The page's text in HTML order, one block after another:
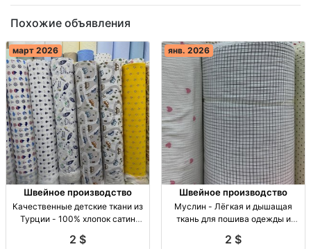
Похожие объявления
март 2026
Швейное производство
Качественные детские ткани из
Турции - 100% хлопок сатин
(опт), 200 (розн). Качество,
2 $
янв. 2026
Швейное производство
Муслин - Лёгкая и дышащая
ткань для пошива одежды и
ширина 1,40 м, идеален для
2 $